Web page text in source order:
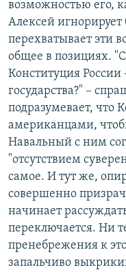
возможностью его,
Алексей
перехватывает эти
общее в позициях.
Конституция России
государства?" –
подразумевает, что
американцами,
Навальный с ним
"отсутствием
самое. И тут же,
совершенно
начинает
переключается. Ни
пренебрежения к
запальчиво